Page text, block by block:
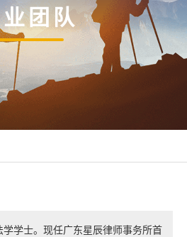
团队
学士。现任广东星辰律师事务所首